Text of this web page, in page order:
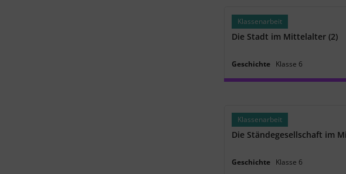
Klassenarbeit
Die Stadt im Mittelalter (2)
Geschichte Klasse 6
Klassenarbeit
Die Ständegesellschaft im
Geschichte Klasse 6